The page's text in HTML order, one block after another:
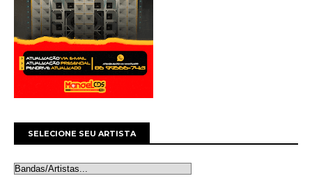
SELECIONE SEU ARTISTA